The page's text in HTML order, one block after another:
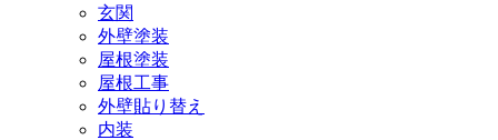
玄関
外壁塗装
屋根塗装
屋根工事
外壁貼り替え
内装